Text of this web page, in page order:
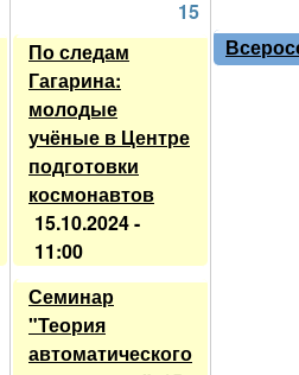
15
По следам
Гагарина:
молодые
учёные в Центре
подготовки
космонавтов
15.10.2024 -
11:00
Семинар
"Теория
автоматического